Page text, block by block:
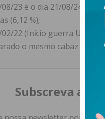
23 e o dia 21/08/24
(6,12 %);
22 (Início guerra
o mesmo cabaz nos 2
Subscreva a